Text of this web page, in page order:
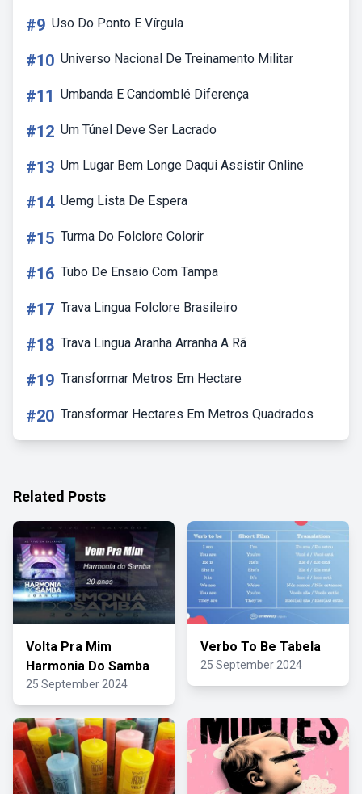
#9 Uso Do Ponto E Vírgula
#10 Universo Nacional De Treinamento Militar
#11 Umbanda E Candomblé Diferença
#12 Um Túnel Deve Ser Lacrado
#13 Um Lugar Bem Longe Daqui Assistir Online
#14 Uemg Lista De Espera
#15 Turma Do Folclore Colorir
#16 Tubo De Ensaio Com Tampa
#17 Trava Lingua Folclore Brasileiro
#18 Trava Lingua Aranha Arranha A Rã
#19 Transformar Metros Em Hectare
#20 Transformar Hectares Em Metros Quadrados
Related Posts
Volta Pra Mim
Harmonia Do Samba
25 September 2024
Verbo To Be Tabela
25 September 2024